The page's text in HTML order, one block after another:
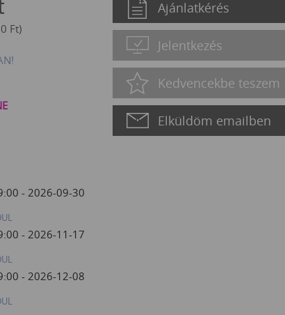
Ft)
- 2026-09-30
- 2026-11-17
- 2026-12-08
Ajánlatkérés
Jelentkezés
Kedvencekbe teszem
Elküldöm emailben